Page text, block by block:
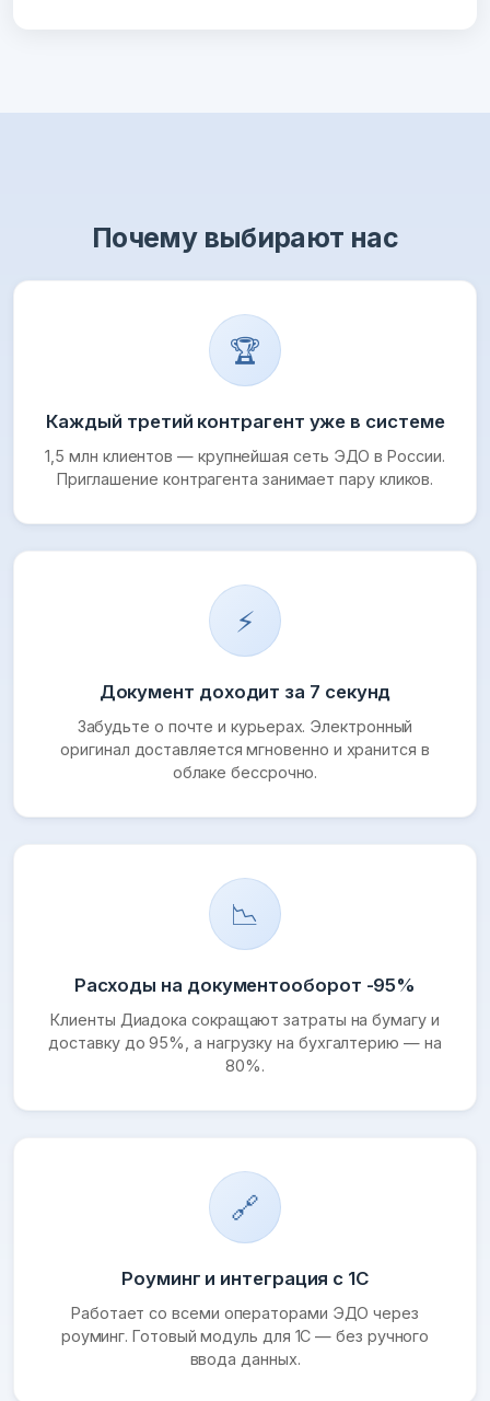
Почему выбирают нас
🏆
Каждый третий контрагент уже в системе
1,5 млн клиентов — крупнейшая сеть ЭДО в России.
Приглашение контрагента занимает пару кликов.
⚡
Документ доходит за 7 секунд
Забудьте о почте и курьерах. Электронный
оригинал доставляется мгновенно и хранится в
облаке бессрочно.
📉
Расходы на документооборот -95%
Клиенты Диадока сокращают затраты на бумагу и
доставку до 95%, а нагрузку на бухгалтерию — на
80%.
🔗
Роуминг и интеграция с 1С
Работает со всеми операторами ЭДО через
роуминг. Готовый модуль для 1С — без ручного
ввода данных.